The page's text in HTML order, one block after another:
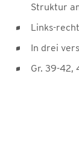
Struktur
Links-
In drei
Gr. 39-42,